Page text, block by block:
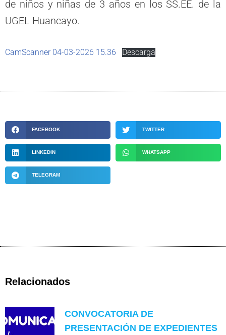
de niños y niñas de 3 años en los SS.EE. de la
UGEL Huancayo.
CamScanner 04-03-2026 15.36 Descarga
FACEBOOK TWITTER
LINKEDIN WHATSAPP
TELEGRAM
Relacionados
CONVOCATORIA DE
PRESENTACIÓN DE EXPEDIENTES